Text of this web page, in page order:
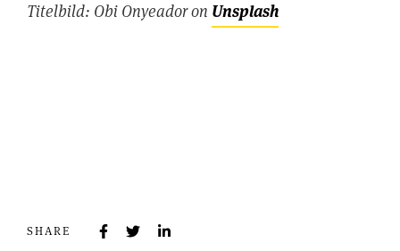
SHARE
Titelbild: Obi Onyeador on Unsplash